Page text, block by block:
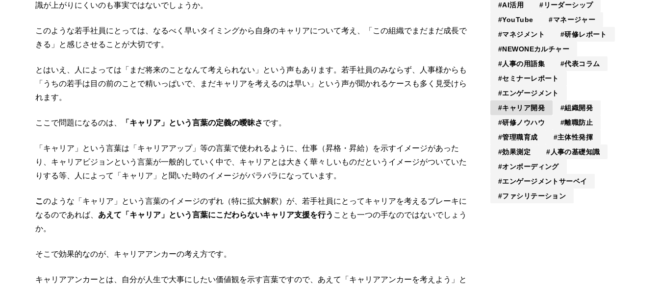
識が上がりにくいのも事実ではないでしょうか。
このような若手社員にとっては、なるべく早いタイミングから自身のキャリアについて考え、「この組織でまだまだ成長で
きる」と感じさせることが大切です。
とはいえ、人によっては「まだ将来のことなんて考えられない」という声もあります。若手社員のみならず、人事様からも
「うちの若手は目の前のことで精いっぱいで、まだキャリアを考えるのは早い」という声が聞かれるケースも多く見受けら
れます。
ここで問題になるのは、 「キャリア」という言葉の定義の曖昧さです。
「キャリア」という言葉は「キャリアアップ」等の言葉で使われるように、仕事（昇格・昇給）を示すイメージがあった
り、キャリアビジョンという言葉が一般的していく中で、キャリアとは大きく華々しいものだというイメージがついていた
りする等、人によって「キャリア」と聞いた時のイメージがバラバラになっています。
こ のような「キャリア」という言葉のイメージのずれ（特に拡大解釈）が、若手社員にとってキャリアを考えるブレーキに
なるのであれば、 あえて「キャリア」という言葉にこだわらないキャリア支援を行う ことも一つの手なのではないでしょう
か。
そこで効果的なのが、キャリアアンカーの考え方です。
キャリアアンカーとは、自分が人生で大事にしたい価値観を示す言葉ですので、あえて「キャリアアンカーを考えよう」と
AI活用
リーダーシップ
YouTube
マネージャー
マネジメント
研修レポート
NEWONEカルチャー
人事の用語集
代表コラム
セミナーレポート
エンゲージメント
キャリア開発
組織開発
研修ノウハウ
離職防止
管理職育成
主体性発揮
効果測定
人事の基礎知識
オンボーディング
エンゲージメントサーベイ
ファシリテーション